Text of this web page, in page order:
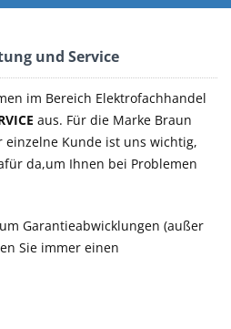
und Service
im Bereich Elektrofachhandel
aus. Für die Marke Braun
einzelne Kunde ist uns wichtig,
da,um Ihnen bei Problemen
Garantieabwicklungen (außer
Sie immer einen